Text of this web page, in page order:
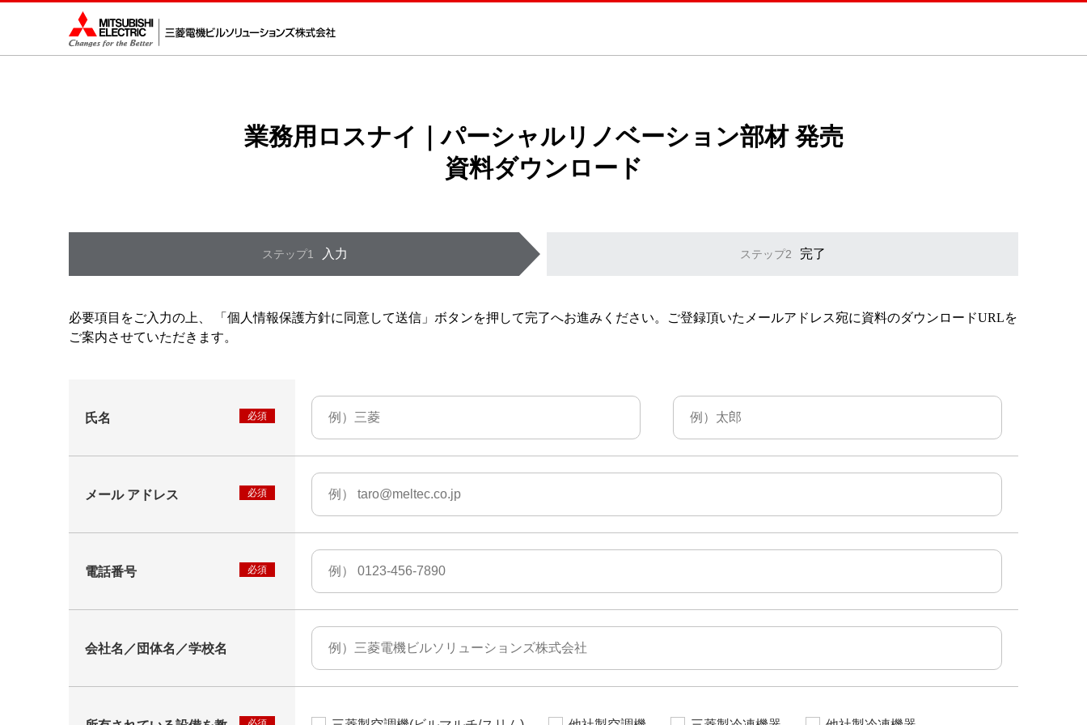
業務用ロスナイ｜パーシャルリノベーション部材 発売
資料ダウンロード
ステップ1 入力 ステップ2 完了
必要項目をご入力の上、 「 個人情報保護方針に同意して送信 」ボタンを押して完了へお進みください。ご登録頂いたメールアドレス宛に資料のダウンロードURLを
ご案内させていただきます。
氏名
メール アドレス
電話番号
会社名／団体名／学校名